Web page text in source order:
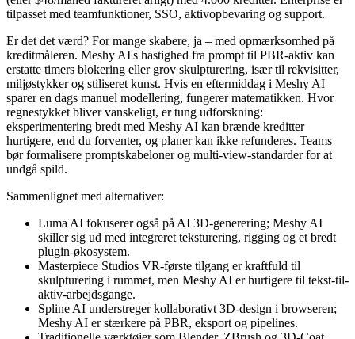
tilpasset med teamfunktioner, SSO, aktivopbevaring og support.
Er det det værd? For mange skabere, ja – med opmærksomhed på
kreditmåleren. Meshy AI's hastighed fra prompt til PBR-aktiv kan
erstatte timers blokering eller grov skulpturering, især til rekvisitter,
miljøstykker og stiliseret kunst. Hvis en eftermiddag i Meshy AI
sparer en dags manuel modellering, fungerer matematikken. Hvor
regnestykket bliver vanskeligt, er tung udforskning:
eksperimentering bredt med Meshy AI kan brænde kreditter
hurtigere, end du forventer, og planer kan ikke refunderes. Teams
bør formalisere promptskabeloner og multi-view-standarder for at
undgå spild.
Sammenlignet med alternativer:
Luma AI fokuserer også på AI 3D-generering; Meshy AI
skiller sig ud med integreret teksturering, rigging og et bredt
plugin-økosystem.
Masterpiece Studios VR-første tilgang er kraftfuld til
skulpturering i rummet, men Meshy AI er hurtigere til tekst-til-
aktiv-arbejdsgange.
Spline AI understreger kollaborativt 3D-design i browseren;
Meshy AI er stærkere på PBR, eksport og pipelines.